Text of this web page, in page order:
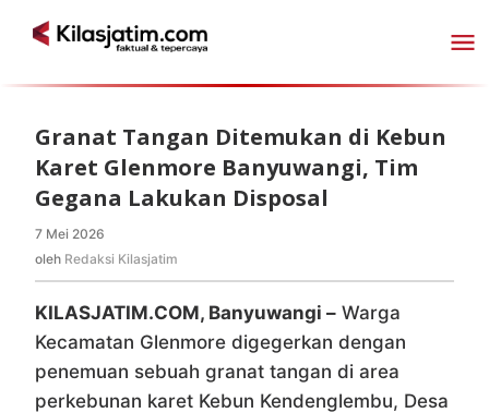
Granat Tangan Ditemukan di Kebun
Karet Glenmore Banyuwangi, Tim
Gegana Lakukan Disposal
7 Mei 2026
Redaksi
oleh Redaksi Kilasjatim
KILASJATIM.COM, Banyuwangi – Warga
Kecamatan Glenmore digegerkan dengan
penemuan sebuah granat tangan di area
perkebunan karet Kebun Kendenglembu, Desa